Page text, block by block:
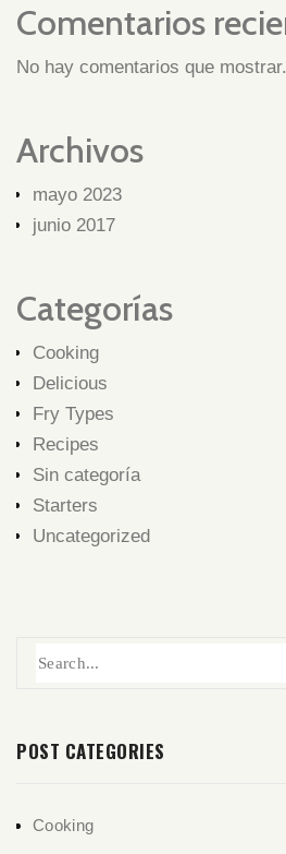
Comentarios
No hay comentarios que mostrar.
Archivos
mayo 2023
junio 2017
Categorías
Cooking
Delicious
Fry Types
Recipes
Sin categoría
Starters
Uncategorized
POST CATEGORIES
Cooking